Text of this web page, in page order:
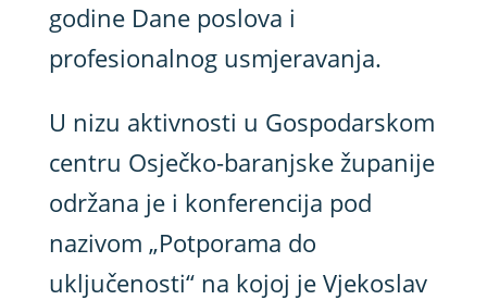
godine Dane poslova i
profesionalnog usmjeravanja.
U nizu aktivnosti u Gospodarskom
centru Osječko-baranjske županije
održana je i konferencija pod
nazivom „Potporama do
uključenosti“ na kojoj je Vjekoslav